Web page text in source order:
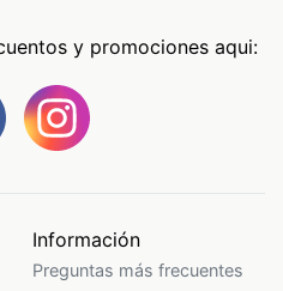
y promociones aqui:
Información
Preguntas más frecuentes